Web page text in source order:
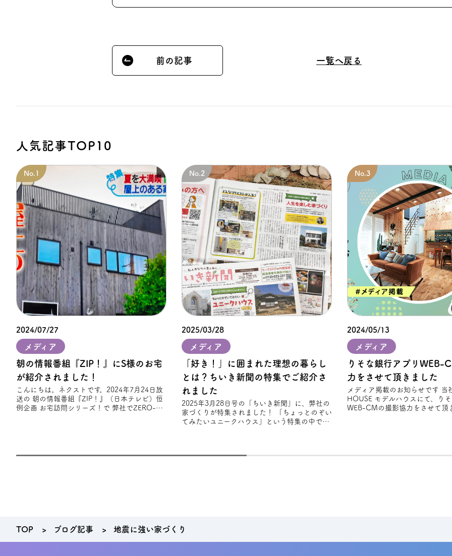
前の記事 一覧へ戻る
人気記事TOP10
2024/07/27
メディア
朝の情報番組『ZIP！』にS様のお宅
が紹介されました！
こんにちは。ネクストです。2024年7月24日放
送の 朝の情報番組『ZIP！』（日本テレビ）恒
例企画 お宅訪問シリーズ！で 弊社でZERO-
2025/03/28
メディア
「好き！」に囲まれた理想の暮らし
とは？ちいき新聞の特集でご紹介さ
れました
2025年3月28日号の「ちいき新聞」に、弊社の
家づくりが特集されました！ 「ちょっとのぞい
てみたいユニークハウス」という特集の中で、
2024/05/13
メディア
りそな銀⾏アプリWEB-
力をさせて頂きました
メディア掲載のお知らせです 当社のFREAK'S
HOUSE モデルハウスにて、り
WEB-CMの撮影協力をさせて頂き
TOP ブログ記事 地震に強い家づくり